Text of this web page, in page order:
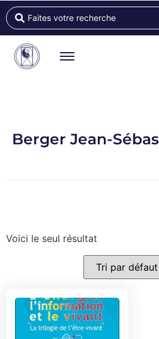
Berger Jean-
Voici le seul résultat